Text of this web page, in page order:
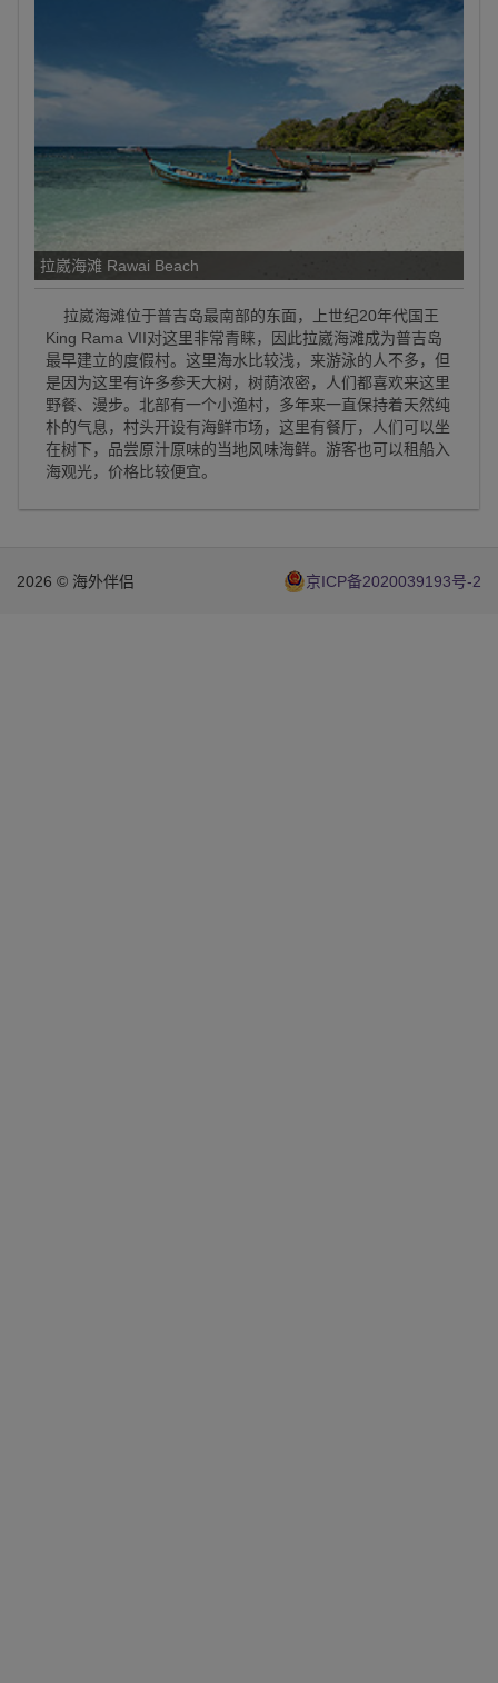
拉崴海滩 Rawai Beach
拉崴海滩位于普吉岛最南部的东面，上世纪20年代国王
King Rama VII对这里非常青睐，因此拉崴海滩成为普吉岛
最早建立的度假村。这里海水比较浅，来游泳的人不多，但
是因为这里有许多参天大树，树荫浓密，人们都喜欢来这里
野餐、漫步。北部有一个小渔村，多年来一直保持着天然纯
朴的气息，村头开设有海鲜市场，这里有餐厅，人们可以坐
在树下，品尝原汁原味的当地风味海鲜。游客也可以租船入
海观光，价格比较便宜。
2026 © 海外伴侣 京ICP备2020039193号-2